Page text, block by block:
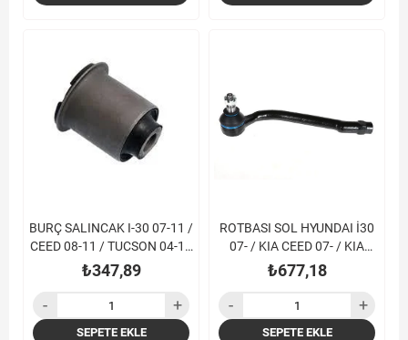
BURÇ SALINCAK I-30 07-11 /
CEED 08-11 / TUCSON 04-10
/SPORTAGE 04-10 KÜÇÜK
₺347,89
SEPETE EKLE
ROTBASI SOL HYUNDAI İ30
07- / KIA CEED 07- / KIA
CERATO 10-
₺677,18
SEPETE EKLE